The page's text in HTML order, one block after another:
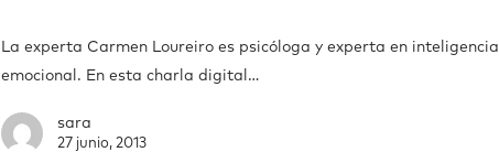
La experta Carmen Loureiro es psicóloga y experta en inteligencia
emocional. En esta charla digital…
sara
27 junio, 2013